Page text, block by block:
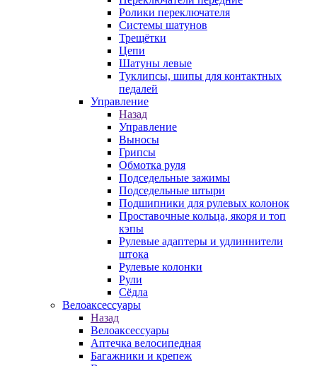
Ролики переключателя
Системы шатунов
Трещётки
Цепи
Шатуны левые
Туклипсы, шипы для контактных
педалей
Управление
Назад
Управление
Выносы
Грипсы
Обмотка руля
Подседельные зажимы
Подседельные штыри
Подшипники для рулевых колонок
Проставочные кольца, якоря и топ
кэпы
Рулевые адаптеры и удлиннители
штока
Рулевые колонки
Рули
Сёдла
Велоаксессуары
Назад
Велоаксессуары
Аптечка велосипедная
Багажники и крепеж